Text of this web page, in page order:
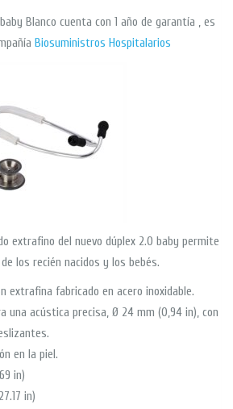
Blanco cuenta con 1 año de garantía , es
Biosuministros Hospitalarios
extrafino del nuevo dúplex 2.0 baby permite
los recién nacidos y los bebés.
extrafina fabricado en acero inoxidable.
una acústica precisa, Ø 24 mm (0,94 in), con
en la piel.
in)
in)